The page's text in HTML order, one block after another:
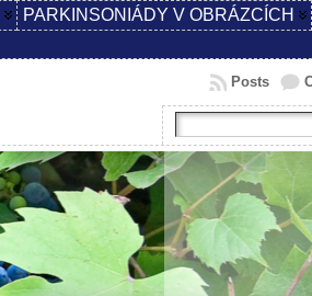
PARKINSONIÁDY V OBRÁZCÍCH
Posts